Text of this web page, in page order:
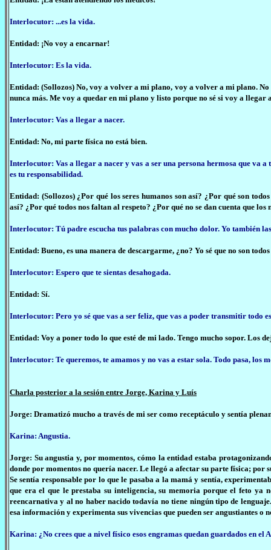
Interlocutor: ...es la vida.
Entidad: ¡No voy a encarnar!
Interlocutor: Es la vida.
Entidad: (Sollozos) No, voy a volver a mi plano, voy a volver a mi plano.
nunca más. Me voy a quedar en mi plano y listo porque no sé si voy a llegar
Interlocutor: Vas a llegar a nacer.
Entidad: No, mi parte física no está bien.
Interlocutor: Vas a llegar a nacer y vas a ser una persona hermosa que va a
es tu responsabilidad.
Entidad: (Sollozos) ¿Por qué los seres humanos son así? ¿Por qué son
así? ¿Por qué todos nos faltan al respeto? ¿Por qué no se dan cuenta que
Interlocutor: Tú padre escucha tus palabras con mucho dolor. Yo también
Entidad: Bueno, es una manera de descargarme, ¿no? Yo sé que no son
Interlocutor: Espero que te sientas desahogada.
Entidad: Sí.
Interlocutor: Pero yo sé que vas a ser feliz, que vas a poder transmitir todo
Entidad: Voy a poner todo lo que esté de mi lado. Tengo mucho sopor. Los
Interlocutor: Te queremos, te amamos y no vas a estar sola. Todo pasa, los
Charla posterior a la sesión entre Jorge, Karina y Luís
Jorge: Dramatizó mucho a través de mi ser como receptáculo y sentía
Karina: Angustia.
Jorge: Su angustia y, por momentos, cómo la entidad estaba
donde por momentos no quería nacer. Le llegó a afectar su parte física; por
Se sentía responsable por lo que le pasaba a la mamá y sentía,
que era el que le prestaba su inteligencia, su memoria porque el feto ya
reencarnativa y al no haber nacido todavía no tiene ningún tipo de
esa información y experimenta sus vivencias que pueden ser angustiantes o
Karina: ¿No crees que a nivel físico esos engramas quedan guardados en el